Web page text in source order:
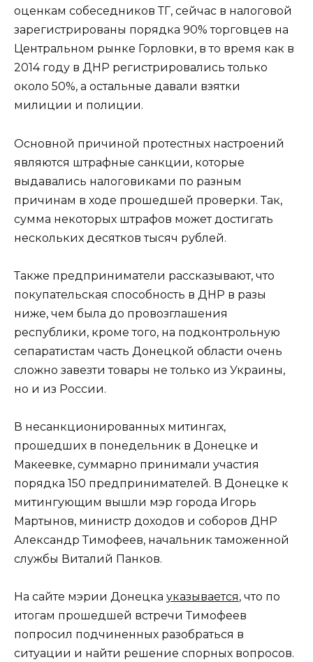
оценкам собеседников ТГ, сейчас в налоговой
зарегистрированы порядка 90% торговцев на
Центральном рынке Горловки, в то время как в
2014 году в ДНР регистрировались только
около 50%, а остальные давали взятки
милиции и полиции.
Основной причиной протестных настроений
являются штрафные санкции, которые
выдавались налоговиками по разным
причинам в ходе прошедшей проверки. Так,
сумма некоторых штрафов может достигать
нескольких десятков тысяч рублей.
Также предприниматели рассказывают, что
покупательская способность в ДНР в разы
ниже, чем была до провозглашения
республики, кроме того, на подконтрольную
сепаратистам часть Донецкой области очень
сложно завезти товары не только из Украины,
но и из России.
В несанкционированных митингах,
прошедших в понедельник в Донецке и
Макеевке, суммарно принимали участия
порядка 150 предпринимателей. В Донецке к
митингующим вышли мэр города Игорь
Мартынов, министр доходов и соборов ДНР
Александр Тимофеев, начальник таможенной
службы Виталий Панков.
На сайте мэрии Донецка указывается, что по
итогам прошедшей встречи Тимофеев
попросил подчиненных разобраться в
ситуации и найти решение спорных вопросов.